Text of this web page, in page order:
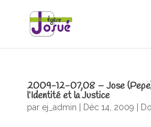
2009-12-07,08 – Jose
l’Identité et la Justice
par ej_admin Déc 14, 2009